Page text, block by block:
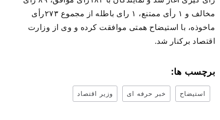
مخالف و ۱ رأی ممتنع، ۱ رای باطله از مجموع ۲۷۳رأی
ماخوذه، با استیضاح همتی موافقت کرده و وی از وزارت
اقتصاد برکنار شد.
برچسب ها:
استیضاح خبر حرفه ای وزیر اقتصاد